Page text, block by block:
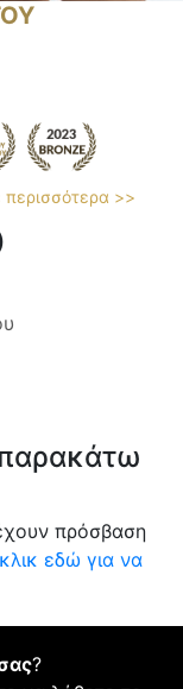
περισσότερα >>
πρόσβαση
εδώ για να
?